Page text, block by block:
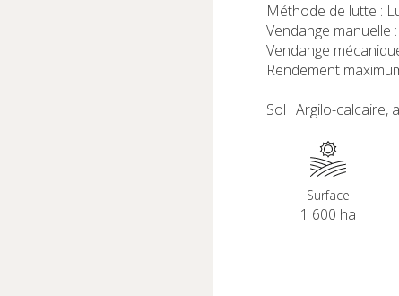
Méthode de lutte :
Vendange manuelle
Vendange
Rendement
Sol : Argilo-calcaire,
Surface
1 600 ha